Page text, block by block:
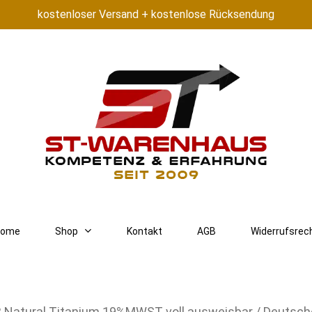
kostenloser Versand + kostenlose Rücksendung
Shop Kontakt AGB